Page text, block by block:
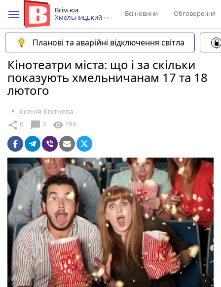
Всім.юа
Хмельницький
Всі новини Обговорення
Планові та аварійні відключення світла
Кінотеатри міста: що і за скільки
показують хмельничанам 17 та 18
лютого
Ксенія Квітнева
share 0 chat_bubble 0 visibility 198